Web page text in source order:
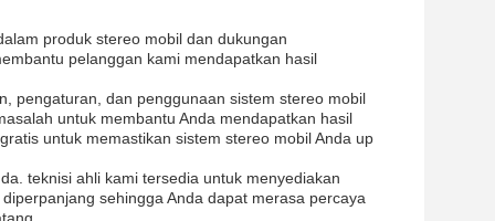
produk stereo mobil dan dukungan
pelanggan kami mendapatkan hasil
pengaturan, dan penggunaan sistem stereo mobil
untuk membantu Anda mendapatkan hasil
untuk memastikan sistem stereo mobil Anda up
teknisi ahli kami tersedia untuk menyediakan
sehingga Anda dapat merasa percaya